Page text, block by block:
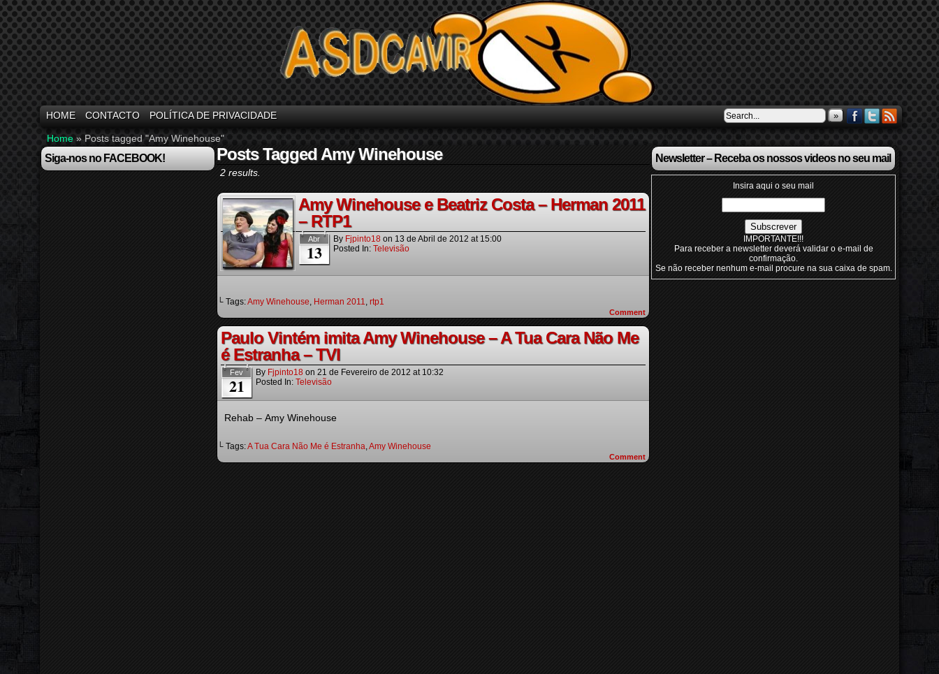
HOME CONTACTO POLÍTICA DE PRIVACIDADE »
Home » Posts tagged "Amy Winehouse"
Siga-nos no FACEBOOK! Posts Tagged Amy Winehouse
2 results.
Amy Winehouse e Beatriz Costa – Herman 2011
– RTP1
Abr
13
By Fjpinto18 on 13 de Abril de 2012 at 15:00
Posted In: Televisão
└ Tags:Amy Winehouse, Herman 2011, rtp1
Comment
Paulo Vintém imita Amy Winehouse – A Tua Cara Não Me
é Estranha – TVI
Fev
21
By Fjpinto18 on 21 de Fevereiro de 2012 at 10:32
Posted In: Televisão
Rehab – Amy Winehouse
└ Tags:A Tua Cara Não Me é Estranha,Amy Winehouse
Comment
Newsletter – Receba os nossos videos no seu mail
Insira aqui o seu mail
IMPORTANTE!!!
Para receber a newsletter deverá validar o e-mail de
confirmação.
Se não receber nenhum e-mail procure na sua caixa de spam.